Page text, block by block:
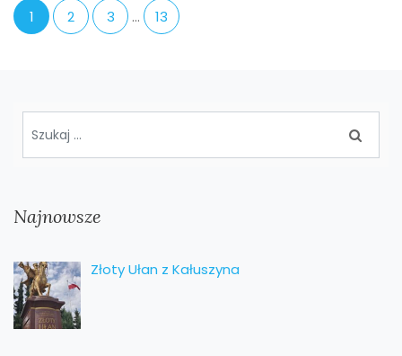
1 2 3 … 13
Najnowsze
Złoty Ułan z Kałuszyna